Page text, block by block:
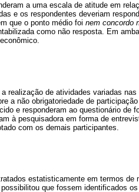
a uma escala de atitude em
e os respondentes deveriam
que o ponto médio foi nem concordo
como não resposta. Em
realização de atividades variadas
a não obrigatoriedade de
e responderam ao questionário de
à pesquisadora em forma de
com os demais participantes.
estatisticamente em termos de
que fossem identificados